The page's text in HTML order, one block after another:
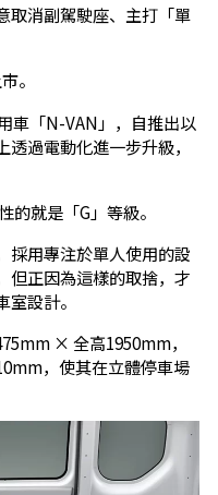
取消副駕駛座、主打「單
。
車「N-VAN」，自推出以
過電動化進一步升級，
就是「G」等級。
採用專注於單人使用的設
但正因為這樣的取捨，才
設計。
× 全高1950mm，
，使其在立體停車場